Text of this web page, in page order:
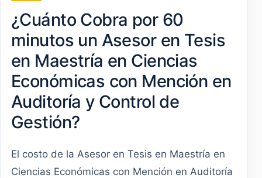
¿Cuánto Cobra por 60
minutos un Asesor en Tesis
en Maestría en Ciencias
Económicas con Mención en
Auditoría y Control de
Gestión?
El costo de la Asesor en Tesis en Maestría en
Ciencias Económicas con Mención en Auditoría